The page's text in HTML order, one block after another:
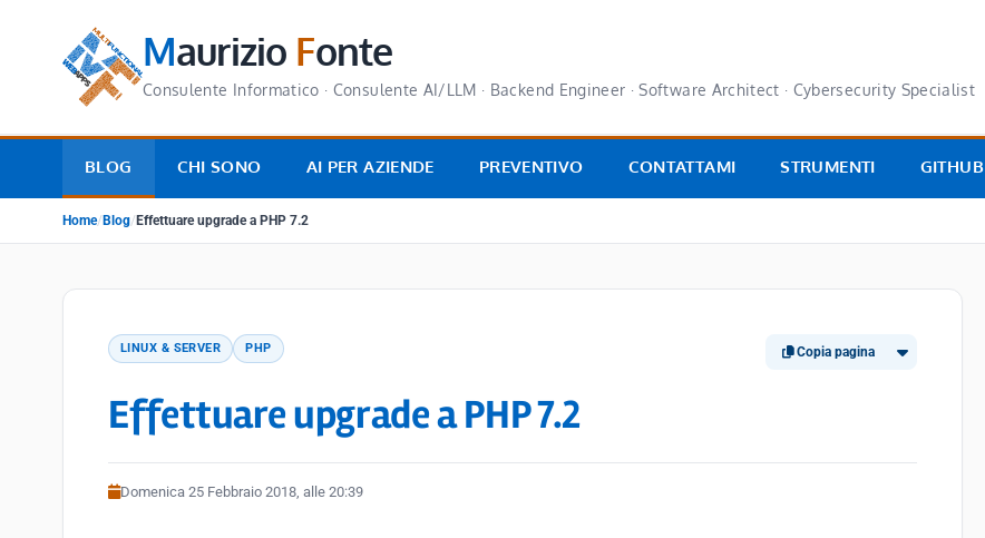
Maurizio Fonte
Consulente Informatico · Consulente AI/LLM · Backend Engineer · Software Architect · Cybersecurity Specialist
BLOG CHI SONO AI PER AZIENDE PREVENTIVO CONTATTAMI STRUMENTI GITHUB
Home/ Blog/ Effettuare upgrade a PHP 7.2
LINUX & SERVER PHP Copia pagina
Effettuare upgrade a PHP 7.2
Domenica 25 Febbraio 2018, alle 20:39